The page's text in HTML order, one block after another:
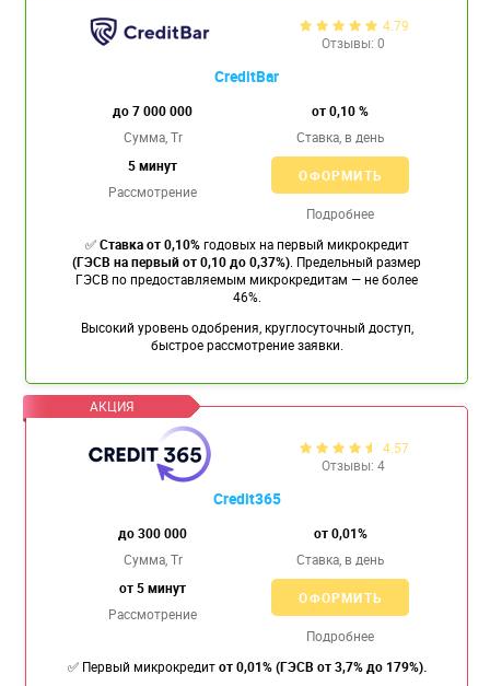
4.79
Отзывы: 0
CreditBar
до 7 000 000
Сумма, Tr
от 0,10 %
Ставка, в день
5 минут
Рассмотрение
ОФОРМИТЬ
Подробнее
✅Ставка от 0,10%годовых на первый микрокредит
(ГЭСВ на первый от 0,10 до 0,37%) . Предельный размер
ГЭСВ по предоставляемым микрокредитам — не более
46%.
Высокий уровень одобрения, круглосуточный доступ,
быстрое рассмотрение заявки.
4.57
Отзывы: 4
Credit365
до 300 000
Сумма, Tr
от 0,01%
Ставка, в день
от 5 минут
Рассмотрение
ОФОРМИТЬ
Подробнее
✅ Первый микрокредитот 0,01% (ГЭСВ от 3,7% до 179%).